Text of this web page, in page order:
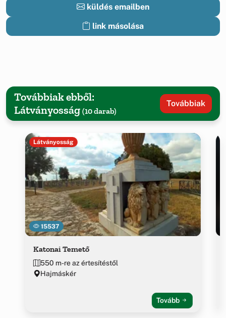
küldés emailben
link másolása
Továbbiak ebből:
Látványosság (10 darab)
Továbbiak
15537
Látványosság
Katonai Temető
550 m-re az értesítéstől
Hajmáskér
Tovább